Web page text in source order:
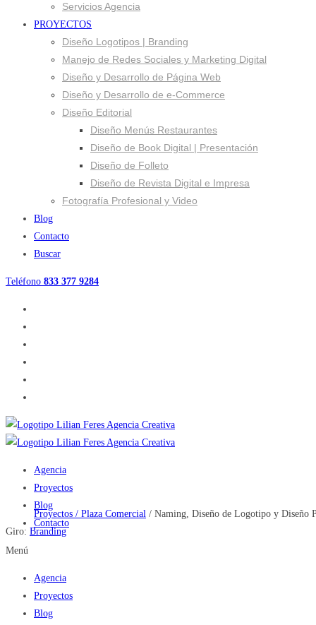
Servicios Agencia
PROYECTOS
Diseño Logotipos | Branding
Manejo de Redes Sociales y Marketing Digital
Diseño y Desarrollo de Página Web
Diseño y Desarrollo de e-Commerce
Diseño Editorial
Diseño Menús Restaurantes
Diseño de Book Digital | Presentación
Diseño de Folleto
Diseño de Revista Digital e Impresa
Fotografía Profesional y Video
Blog
Contacto
Buscar
Teléfono 833 377 9284
Agencia
Proyectos
Blog
Contacto
Menú
Agencia
Proyectos
Blog
Proyectos / Plaza Comercial / Naming, Diseño de Logotipo y Diseño
Giro: Branding